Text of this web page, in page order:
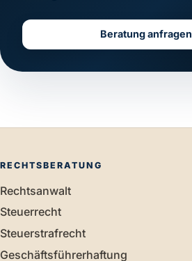
Beratung anfragen
RECHTSBERATUNG
Rechtsanwalt
Steuerrecht
Steuerstrafrecht
Geschäftsführerhaftung